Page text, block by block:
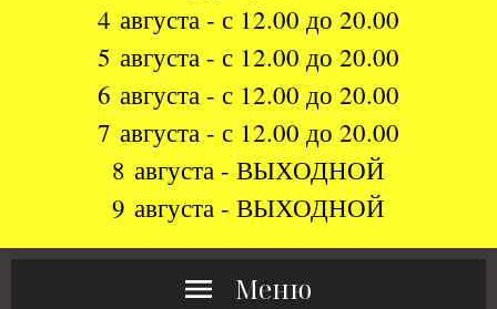
4 августа - с 12.00 до 20.00
5 августа - с 12.00 до 20.00
6 августа - с 12.00 до 20.00
7 августа - с 12.00 до 20.00
8 августа - ВЫХОДНОЙ
9 августа - ВЫХОДНОЙ
Меню